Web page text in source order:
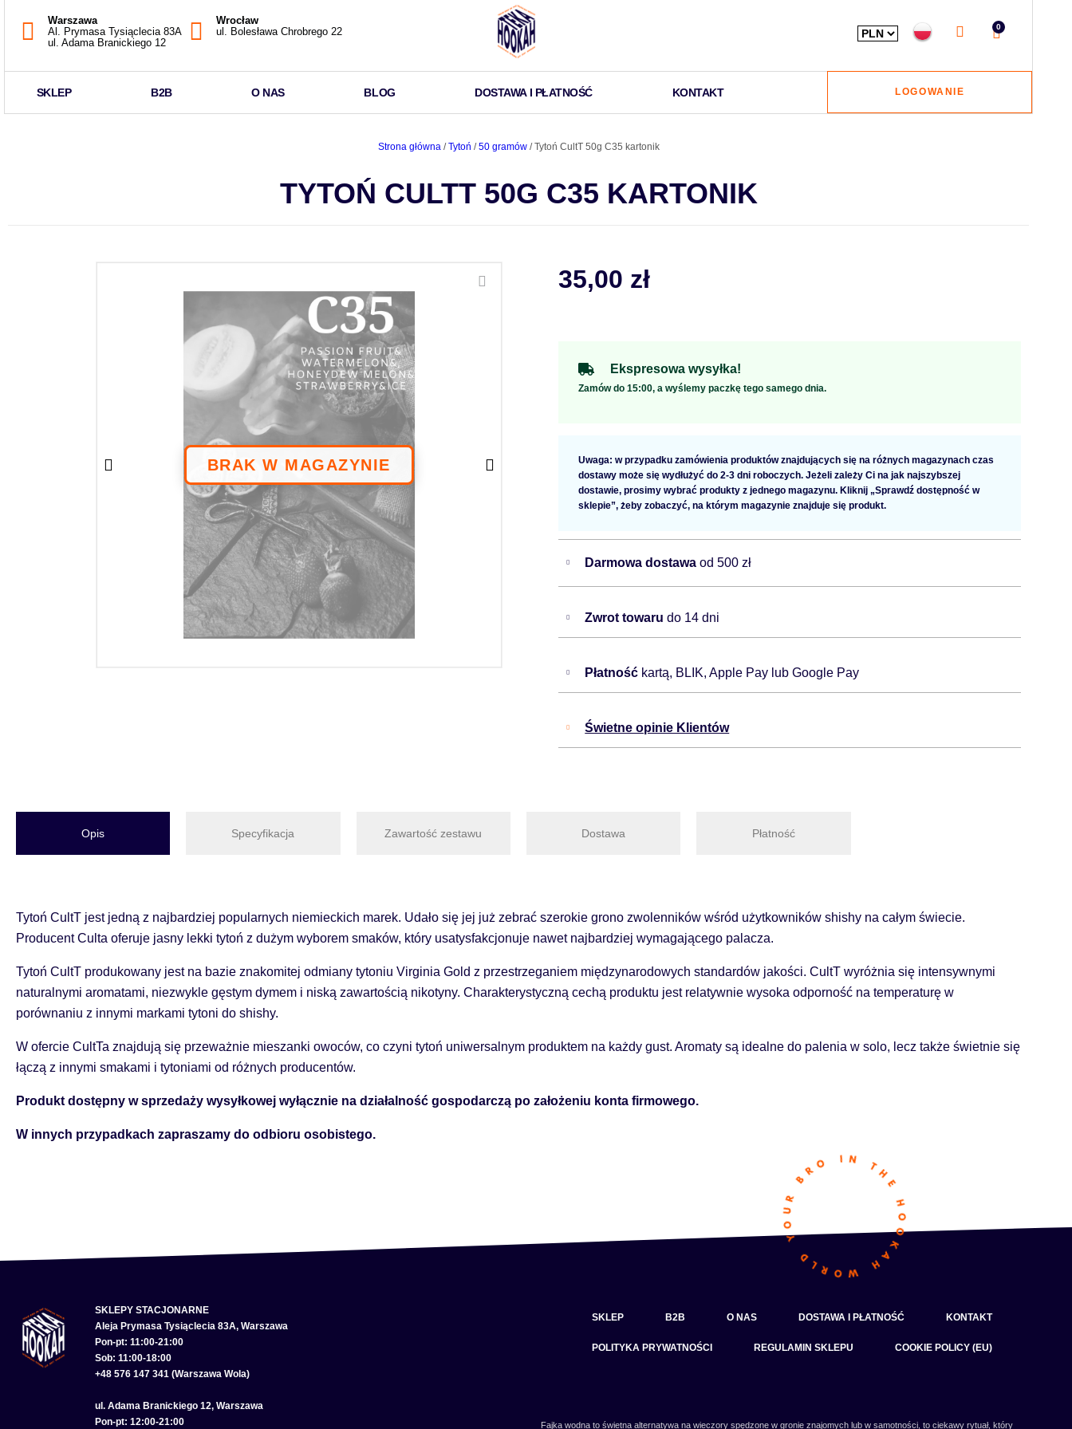
Warszawa
Al. Prymasa Tysiąclecia 83A
ul. Adama Branickiego 12
Wrocław
ul. Bolesława Chrobrego 22
0
SKLEP B2B O NAS BLOG DOSTAWA I PŁATNOŚĆ KONTAKT LOGOWANIE
Strona główna/Tytoń /50 gramów/ Tytoń CultT 50g C35 kartonik
TYTOŃ CULTT 50G C35 KARTONIK
35,00 zł
Ekspresowa wysyłka!
Zamów do 15:00, a wyślemy paczkę tego samego dnia.
Uwaga: w przypadku zamówienia produktów znajdujących się na różnych magazynach czas
dostawy może się wydłużyć do 2-3 dni roboczych. Jeżeli zależy Ci na jak najszybszej
dostawie, prosimy wybrać produkty z jednego magazynu. Kliknij „Sprawdź dostępność w
sklepie”, żeby zobaczyć, na którym magazynie znajduje się produkt.
Darmowa dostawaod 500 zł
Zwrot towarudo 14 dni
Płatność kartą, BLIK, Apple Pay lub Google Pay
Świetne opinie Klientów
Opis Specyfikacja Zawartość zestawu Dostawa Płatność
Tytoń CultT jest jedną z najbardziej popularnych niemieckich marek. Udało się jej już zebrać szerokie grono zwolenników wśród użytkowników shishy na całym świecie.
Producent Сulta oferuje jasny lekki tytoń z dużym wyborem smaków, który usatysfakcjonuje nawet najbardziej wymagającego palacza.
Tytoń CultT produkowany jest na bazie znakomitej odmiany tytoniu Virginia Gold z przestrzeganiem międzynarodowych standardów jakości. CultT wyróżnia się intensywnymi
naturalnymi aromatami, niezwykle gęstym dymem i niską zawartością nikotyny. Charakterystyczną cechą produktu jest relatywnie wysoka odporność na temperaturę w
porównaniu z innymi markami tytoni do shishy.
W ofercie CultTa znajdują się przeważnie mieszanki owoców, co czyni tytoń uniwersalnym produktem na każdy gust. Aromaty są idealne do palenia w solo, lecz także świetnie się
łączą z innymi smakami i tytoniami od różnych producentów.
Produkt dostępny w sprzedaży wysyłkowej wyłącznie na działalność gospodarczą po założeniu konta firmowego.
W innych przypadkach zapraszamy do odbioru osobistego.
SKLEPY STACJONARNE
Aleja Prymasa Tysiąclecia 83A, Warszawa
Pon-pt: 11:00-21:00
Sob: 11:00-18:00
+48 576 147 341 (Warszawa Wola)
ul. Adama Branickiego 12, Warszawa
Pon-pt: 12:00-21:00
SKLEP B2B O NAS DOSTAWA I PŁATNOŚĆ KONTAKT
POLITYKA PRYWATNOŚCI REGULAMIN SKLEPU COOKIE POLICY (EU)
Fajka wodna to świetna alternatywa na wieczory spędzone w gronie znajomych lub w samotności, to ciekawy rytuał, który